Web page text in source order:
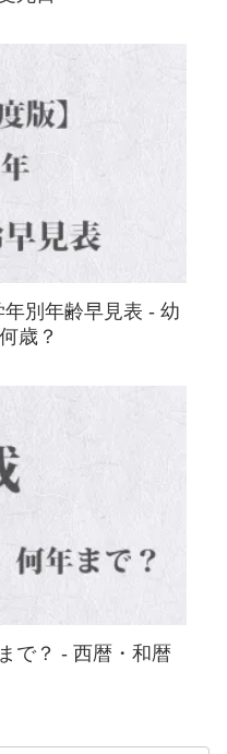
年別年齢早見表 - 幼
歳？
で？ - 西暦・和暦